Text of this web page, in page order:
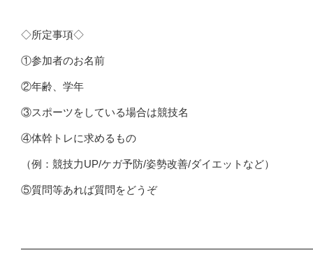
◇所定事項◇
①参加者のお名前
②年齢、学年
③スポーツをしている場合は競技名
④体幹トレに求めるもの
（例：競技力UP/ケガ予防/姿勢改善/ダイエットなど）
⑤質問等あれば質問をどうぞ